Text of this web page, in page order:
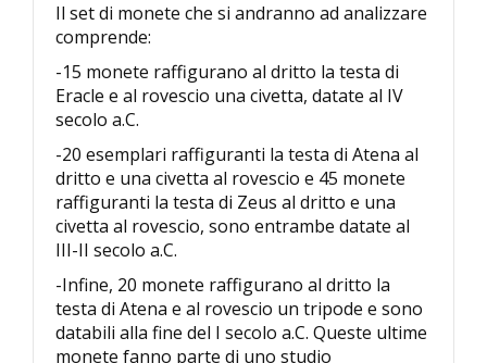
Il set di monete che si andranno ad analizzare
comprende:
-15 monete raffigurano al dritto la testa di
Eracle e al rovescio una civetta, datate al IV
secolo a.C.
-20 esemplari raffiguranti la testa di Atena al
dritto e una civetta al rovescio e 45 monete
raffiguranti la testa di Zeus al dritto e una
civetta al rovescio, sono entrambe datate al
III-II secolo a.C.
-Infine, 20 monete raffigurano al dritto la
testa di Atena e al rovescio un tripode e sono
databili alla fine del I secolo a.C. Queste ultime
monete fanno parte di uno studio